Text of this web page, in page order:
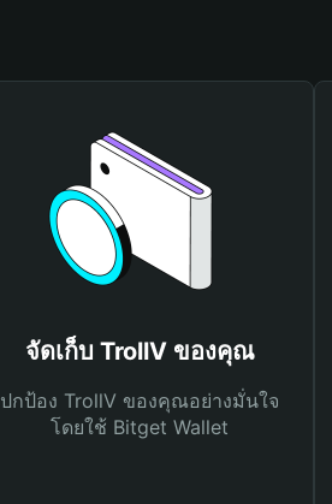
จัดเก็บ TrollV ของคุณ
ปกป้อง TrollV ของคุณอย่างมั่นใจ
โดยใช้ Bitget Wallet